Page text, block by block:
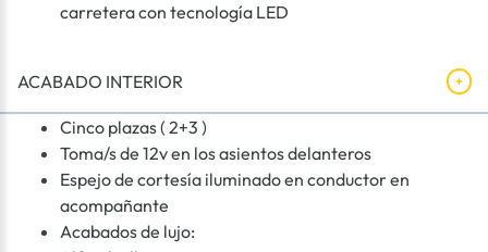
carretera con tecnología LED
ACABADO INTERIOR
Cinco plazas ( 2+3 )
Toma/s de 12v en los asientos delanteros
Espejo de cortesía iluminado en conductor en
acompañante
Acabados de lujo: